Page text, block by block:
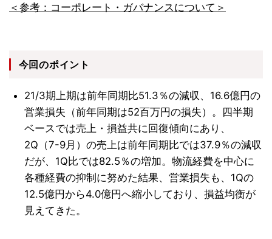
＜参考：コーポレート・ガバナンスについて＞
今回のポイント
21/3期上期は前年同期比51.3％の減収、16.6億円の
営業損失（前年同期は52百万円の損失）。四半期
ベースでは売上・損益共に回復傾向にあり、
2Q（7-9月）の売上は前年同期比では37.9％の減収
だが、1Q比では82.5％の増加。物流経費を中心に
各種経費の抑制に努めた結果、営業損失も、1Qの
12.5億円から4.0億円へ縮小しており、損益均衡が
見えてきた。